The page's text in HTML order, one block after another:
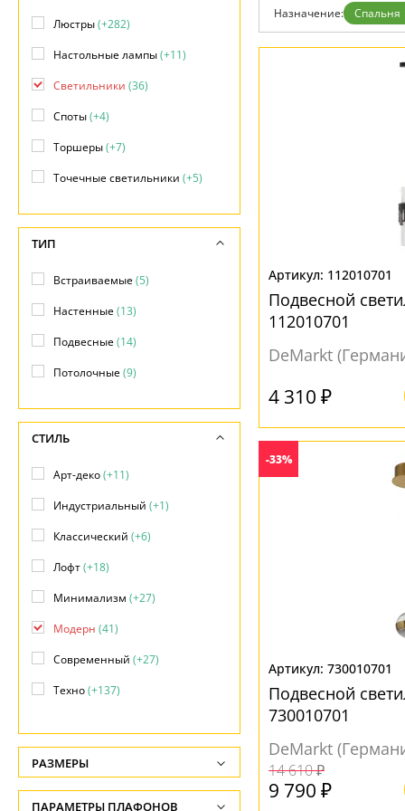
Возврат
Отзывы
Дизайнерам
Бренды
Контакты
Назначение: Спальня
112010701
Подвесной
112010701
DeMarkt
4 310 ₽
-33%
730010701
Подвесной
730010701
DeMarkt
14 610 ₽
9 790 ₽
Люстры(+282)
Настольные лампы(+11)
Светильники (36)
Споты(+4)
Торшеры(+7)
Точечные светильники (+5)
ТИП
Встраиваемые(5)
Настенные(13)
Подвесные(14)
Потолочные(9)
СТИЛЬ
Арт-деко(+11)
Индустриальный (+1)
Классический (+6)
Лофт(+18)
Минимализм (+27)
Модерн (41)
Современный (+27)
Техно(+137)
Хай-тек(+71)
Яркое и цветное(+1)
РАЗМЕРЫ
Высота, см
ПАРАМЕТРЫ ПЛАФОНОВ